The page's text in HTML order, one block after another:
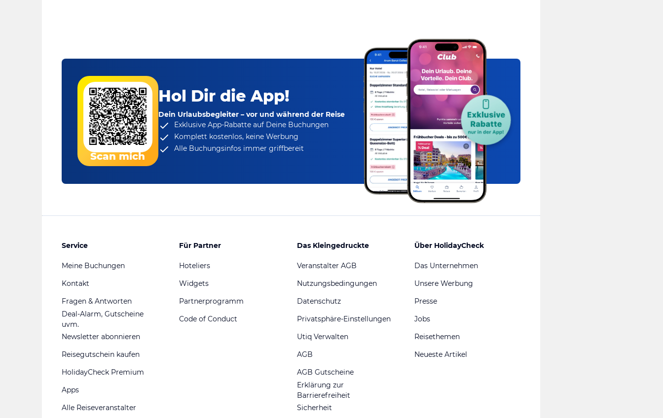
Scan mich
Hol Dir die App!
Dein Urlaubsbegleiter – vor und während der Reise
Exklusive App-Rabatteauf Deine Buchungen
Komplett kostenlos, keine Werbung
Alle Buchungsinfos immer griffbereit
Service
Meine Buchungen
Kontakt
Fragen & Antworten
Deal-Alarm, Gutscheine
uvm.
Newsletter abonnieren
Reisegutschein kaufen
HolidayCheck Premium
Apps
Alle Reiseveranstalter
Für Partner
Hoteliers
Widgets
Partnerprogramm
Code of Conduct
Das Kleingedruckte
Veranstalter AGB
Nutzungsbedingungen
Datenschutz
Privatsphäre-Einstellungen
Utiq Verwalten
AGB
AGB Gutscheine
Erklärung zur
Barrierefreiheit
Sicherheit
Über HolidayCheck
Das Unternehmen
Unsere Werbung
Presse
Jobs
Reisethemen
Neueste Artikel